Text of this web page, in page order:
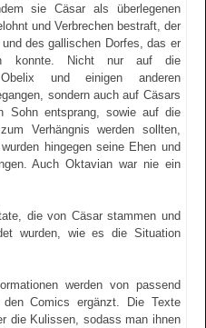
sie Cäsar als überlegenen
und Verbrechen bestraft, der
des gallischen Dorfes, das er
konnte. Nicht nur auf die
und einigen anderen
sondern auch auf Cäsars
Sohn entsprang, sowie auf die
Verhängnis werden sollten,
hingegen seine Ehen und
Auch Oktavian war nie ein
die von Cäsar stammen und
wurden, wie es die Situation
werden von passend
den Comics ergänzt. Die Texte
die Kulissen, sodass man ihnen